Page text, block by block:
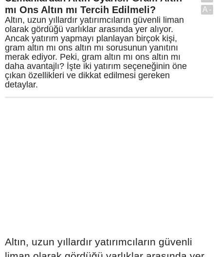
mı Ons Altın mı Tercih Edilmeli?
Altın, uzun yıllardır yatırımcıların güvenli liman
olarak gördüğü varlıklar arasında yer alıyor.
Ancak yatırım yapmayı planlayan birçok kişi,
gram altın mı ons altın mı sorusunun yanıtını
merak ediyor. Peki, gram altın mı ons altın mı
daha avantajlı? İşte iki yatırım seçeneğinin öne
çıkan özellikleri ve dikkat edilmesi gereken
detaylar.
A-
Altın, uzun yıllardır yatırımcıların güvenli